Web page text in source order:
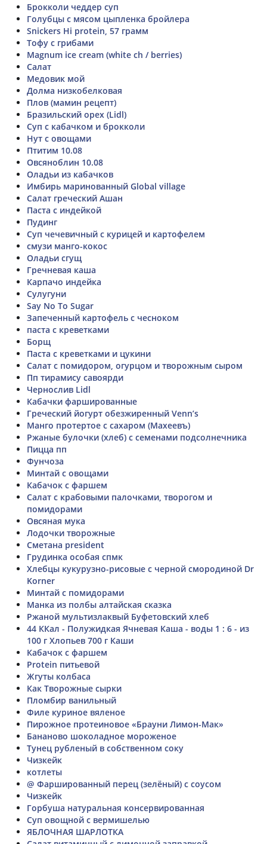
Брокколи чеддер суп
Голубцы с мясом цыпленка бройлера
Snickers Hi protein, 57 грамм
Тофу с грибами
Magnum ice cream (white ch / berries)
Салат
Медовик мой
Долма низкобелковая
Плов (мамин рецепт)
Бразильский орех (Lidl)
Суп с кабачком и брокколи
Нут с овощами
Птитим 10.08
Овсяноблин 10.08
Оладьи из кабачков
Имбирь маринованный Global village
Салат греческий Ашан
Паста с индейкой
Пудинг
Суп чечевичный с курицей и картофелем
смузи манго-кокос
Оладьи сгущ
Гречневая каша
Карпачо индейка
Сулугуни
Say No To Sugar
Запеченный картофель с чесноком
паста с креветками
Борщ
Паста с креветками и цукини
Салат с помидором, огурцом и творожным сыром
Пп тирамису савоярди
Чернослив Lidl
Кабачки фаршированные
Греческий йогурт обезжиренный Venn’s
Манго протертое с сахаром (Махеевъ)
Ржаные булочки (хлеб) с семенами подсолнечника
Пицца пп
Фунчоза
Минтай с овощами
Кабачок с фаршем
Салат с крабовыми палочками, творогом и
помидорами
Овсяная мука
Лодочки творожные
Сметана president
Грудинка особая спмк
Хлебцы кукурузно-рисовые с черной смородиной Dr
Korner
Минтай с помидорами
Манка из полбы алтайская сказка
Ржаной мультизлаквый Буфетовский хлеб
44 ККал - Полужидкая Ячневая Каша - воды 1 : 6 - из
100 г Хлопьев 700 г Каши
Кабачок с фаршем
Protein питьевой
Жгуты колбаса
Как Творожные сырки
Пломбир ванильный
Филе куриное вяленое
Пирожное протеиновое «Брауни Лимон-Мак»
Бананово шоколадное мороженое
Тунец рубленый в собственном соку
Чизкейк
котлеты
@ Фаршированный перец (зелёный) с соусом
Чизкейк
Горбуша натуральная консервированная
Суп овощной с вермишелью
ЯБЛОЧНАЯ ШАРЛОТКА